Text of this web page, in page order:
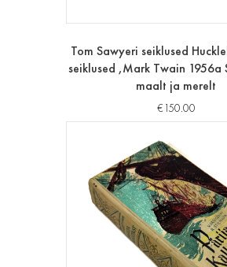
Tom Sawyeri seiklused
seiklused ,Mark Twain 1956a
maalt ja merelt
€150.00